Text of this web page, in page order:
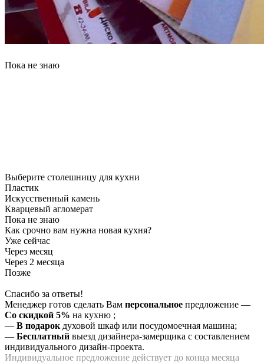
Пока не знаю
Выберите столешницу для кухни
Пластик
Искусственный камень
Кварцевый агломерат
Пока не знаю
Как срочно вам нужна новая кухня?
Уже сейчас
Через месяц
Через 2 месяца
Позже
Спасибо за ответы!
Менеджер готов сделать Вам персональное предложение —
Со скидкой 5% на кухню ;
— В подарок духовой шкаф или посудомоечная машина;
— Бесплатный выезд дизайнера-замерщика с составлением
индивидуального дизайн-проекта.
Индивидуальное предложение действует до конца месяца